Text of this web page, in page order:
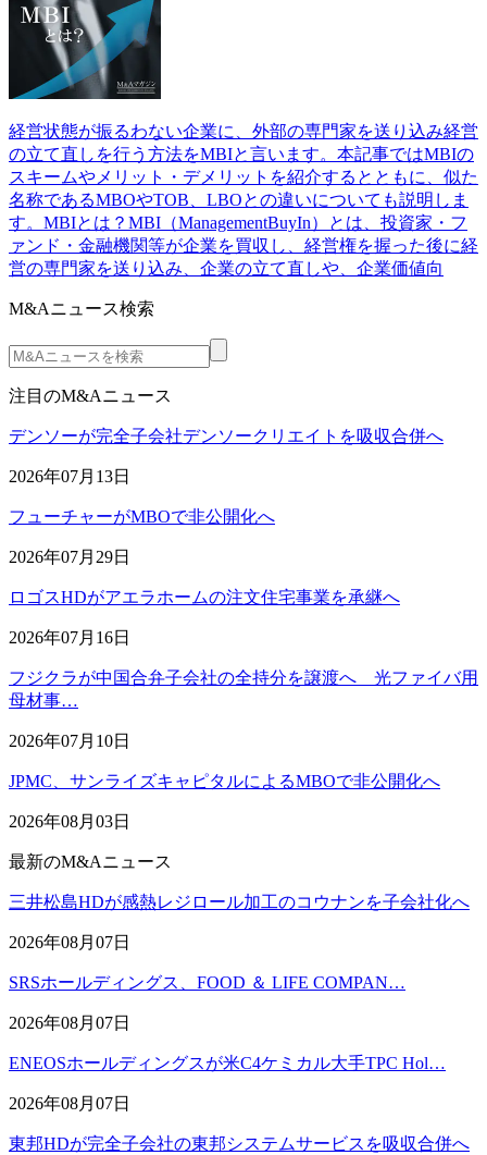
経営状態が振るわない企業に、外部の専門家を送り込み経営
の立て直しを行う方法をMBIと言います。本記事ではMBIの
スキームやメリット・デメリットを紹介するとともに、似た
名称であるMBOやTOB、LBOとの違いについても説明しま
す。MBIとは？MBI（ManagementBuyIn）とは、投資家・フ
ァンド・金融機関等が企業を買収し、経営権を握った後に経
営の専門家を送り込み、企業の立て直しや、企業価値向
M&Aニュース検索
注目のM&Aニュース
デンソーが完全子会社デンソークリエイトを吸収合併へ
2026年07月13日
フューチャーがMBOで非公開化へ
2026年07月29日
ロゴスHDがアエラホームの注文住宅事業を承継へ
2026年07月16日
フジクラが中国合弁子会社の全持分を譲渡へ 光ファイバ用
母材事…
2026年07月10日
JPMC、サンライズキャピタルによるMBOで非公開化へ
2026年08月03日
最新のM&Aニュース
三井松島HDが感熱レジロール加工のコウナンを子会社化へ
2026年08月07日
SRSホールディングス、FOOD ＆ LIFE COMPAN…
2026年08月07日
ENEOSホールディングスが米C4ケミカル大手TPC Hol…
2026年08月07日
東邦HDが完全子会社の東邦システムサービスを吸収合併へ